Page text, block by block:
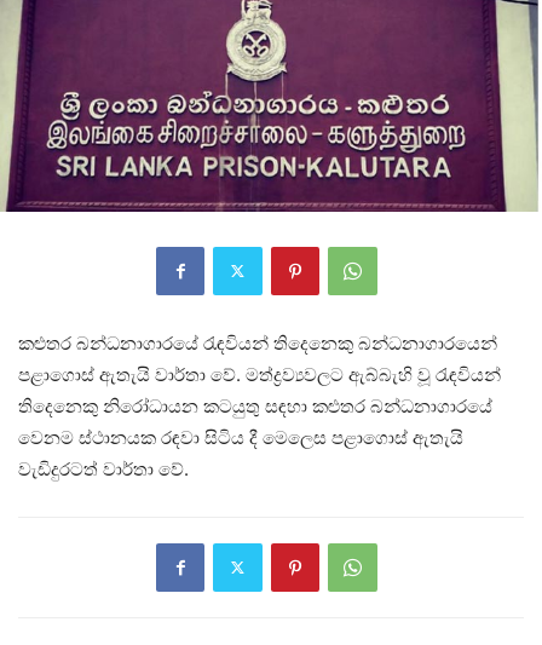
කළුතර බන්ධනාගාරයේ රැඳවියන් තිදෙනෙකු බන්ධනාගාරයෙන්
පළාගොස් ඇතැයි වාර්තා වේ. මත්ද්‍රව්‍යවලට ඇබ්බැහි වූ රැඳවියන්
තිදෙනෙකු නිරෝධායන කටයුතු සඳහා කළුතර බන්ධනාගාරයේ
වෙනම ස්ථානයක රඳවා සිටිය දී මෙලෙස පළාගොස් ඇතැයි
වැඩිදුරටත් වාර්තා වේ.